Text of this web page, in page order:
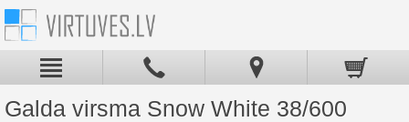
Galda virsma Snow White 38/600